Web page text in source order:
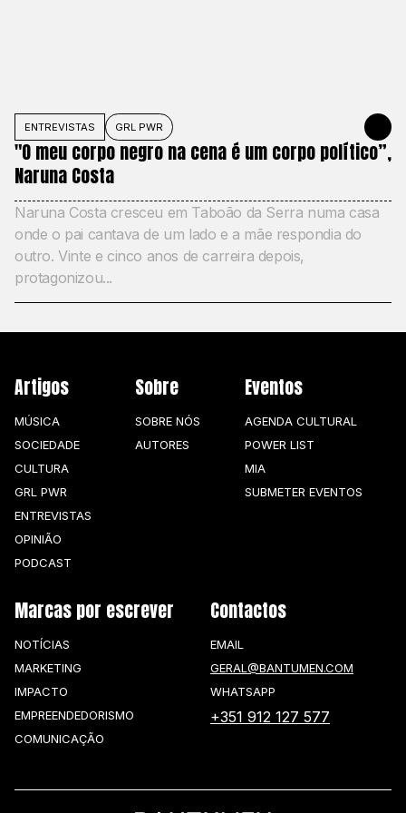
ENTREVISTAS GRL PWR 31 DE
"O meu corpo negro na cena é um corpo político”,
Naruna Costa
Naruna Costa cresceu em Taboão da Serra numa casa
onde o pai cantava de um lado e a mãe respondia do
outro. Vinte e cinco anos de carreira depois,
protagonizou...
Artigos
MÚSICA
SOCIEDADE
CULTURA
GRL PWR
ENTREVISTAS
OPINIÃO
PODCAST
Sobre
SOBRE NÓS
AUTORES
Eventos
AGENDA CULTURAL
POWER LIST
MIA
SUBMETER EVENTOS
Marcas por escrever
NOTÍCIAS
MARKETING
IMPACTO
EMPREENDEDORISMO
COMUNICAÇÃO
Contactos
EMAIL
GERAL@BANTUMEN.COM
WHATSAPP
+351 912 127 577